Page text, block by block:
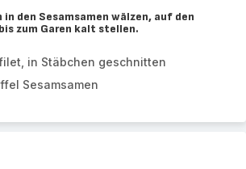
den Sesamsamen wälzen, auf den
zum Garen kalt stellen.
in Stäbchen geschnitten
Sesamsamen